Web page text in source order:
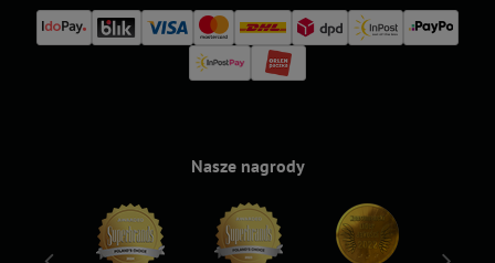
Nasze nagrody